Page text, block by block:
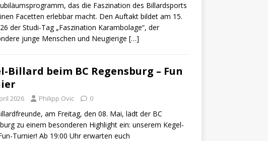
das die Faszination des Billardsports
Facetten erlebbar macht. Den Auftakt bildet am 15.
der Studi-Tag „Faszination Karambolage“, der
junge Menschen und Neugierige […]
Billard beim BC Regensburg – Fun
2026 Philipp Ovic 0
am Freitag, den 08. Mai, lädt der BC
zu einem besonderen Highlight ein: unserem Kegel-
Turnier! Ab 19:00 Uhr erwarten euch